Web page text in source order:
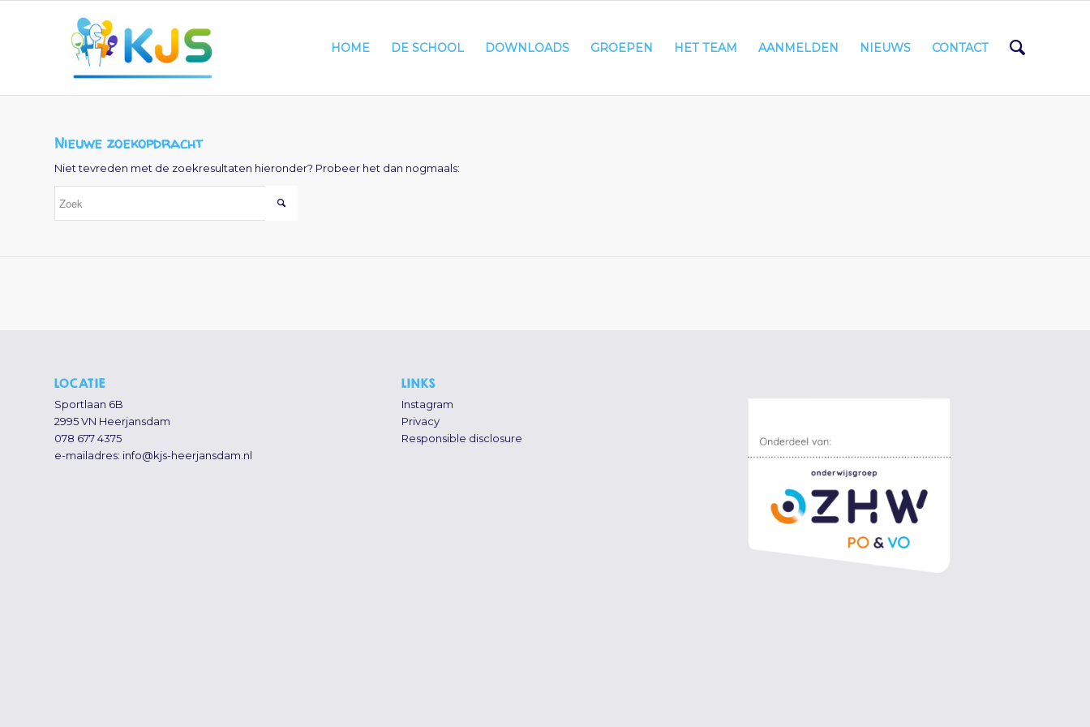
HOME DE SCHOOL DOWNLOADS GROEPEN HET TEAM AANMELDEN NIEUWS CONTACT
Nieuwe zoekopdracht
Niet tevreden met de zoekresultaten hieronder? Probeer het dan nogmaals:
LOCATIE
Sportlaan 6B
2995 VN Heerjansdam
078 677 4375
e-mailadres: info@kjs-heerjansdam.nl
LINKS
Instagram
Privacy
Responsible disclosure